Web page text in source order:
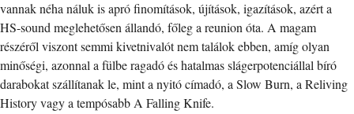
vannak néha náluk is apró finomítások, újítások, igazítások, azért a
HS-sound meglehetősen állandó, főleg a reunion óta. A magam
részéről viszont semmi kivetnivalót nem találok ebben, amíg olyan
minőségi, azonnal a fülbe ragadó és hatalmas slágerpotenciállal bíró
darabokat szállítanak le, mint a nyitó címadó, a Slow Burn, a Reliving
History vagy a tempósabb A Falling Knife.